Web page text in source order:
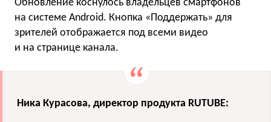
Обновление коснулось владельцев смартфонов
на системе Android. Кнопка «Поддержать» для
зрителей отображается под всеми видео
и на странице канала.
Ника Курасова, директор продукта RUTUBE: